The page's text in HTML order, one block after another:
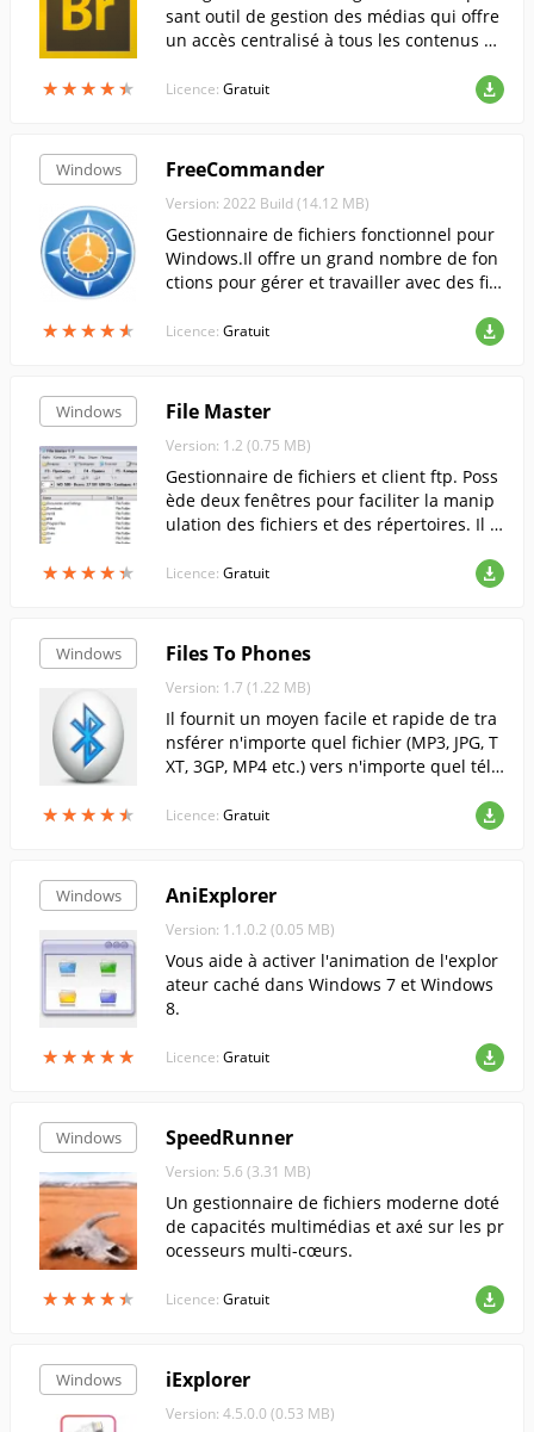
★★★★★
★★★★★
sant outil de gestion des médias qui offre
un accès centralisé à tous les contenus de
Licence: Gratuit
Windows
★★★★★
★★★★★
FreeCommander
Version: 2022 Build (14.12 MB)
Gestionnaire de fichiers fonctionnel pour
Windows.Il offre un grand nombre de fon
ctions pour gérer et travailler avec des fic
ers et bien plus encore.
Licence: Gratuit
Windows
★★★★★
★★★★★
File Master
Version: 1.2 (0.75 MB)
Gestionnaire de fichiers et client ftp. Poss
ède deux fenêtres pour faciliter la manip
ulation des fichiers et des répertoires. Il e
hiers. Le programme vous permet égalem
ent de transférer et de gérer des fichiers
Licence: Gratuit
Windows
★★★★★
★★★★★
Files To Phones
Version: 1.7 (1.22 MB)
Il fournit un moyen facile et rapide de tra
nsférer n'importe quel fichier (MP3, JPG, T
XT, 3GP, MP4 etc.) vers n'importe quel télé
r portable, netbook, PC en utilisant Blueto
oth. Vous pouvez utiliser n'importe quel a
Licence: Gratuit
Windows
★★★★★
★★★★★
AniExplorer
Version: 1.1.0.2 (0.05 MB)
Vous aide à activer l'animation de l'explor
ateur caché dans Windows 7 et Windows
8.
Licence: Gratuit
Windows
★★★★★
★★★★★
SpeedRunner
Version: 5.6 (3.31 MB)
Un gestionnaire de fichiers moderne doté
de capacités multimédias et axé sur les pr
ocesseurs multi-cœurs.
Licence: Gratuit
Windows iExplorer
Version: 4.5.0.0 (0.53 MB)